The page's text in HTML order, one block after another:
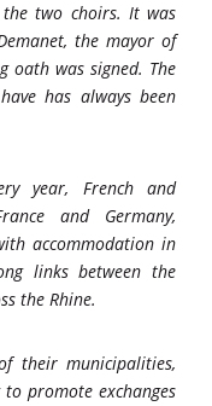
the two choirs. It was
the mayor of
oath was signed. The
has always been
year, French and
and Germany,
accommodation in
links between the
the Rhine.
their municipalities,
promote exchanges